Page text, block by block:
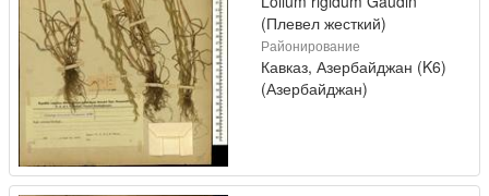
(Плевел жесткий)
Районирование
Кавказ, Азербайджан (K6)
(Азербайджан)